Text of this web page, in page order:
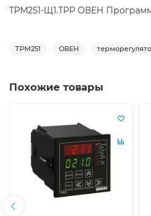
ТРМ251-Щ1.ТРР ОВЕН
ТРМ251 ОВЕН
Похожие товары